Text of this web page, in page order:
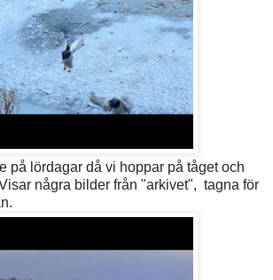
på lördagar då vi hoppar på tåget och
några bilder från "arkivet", tagna för